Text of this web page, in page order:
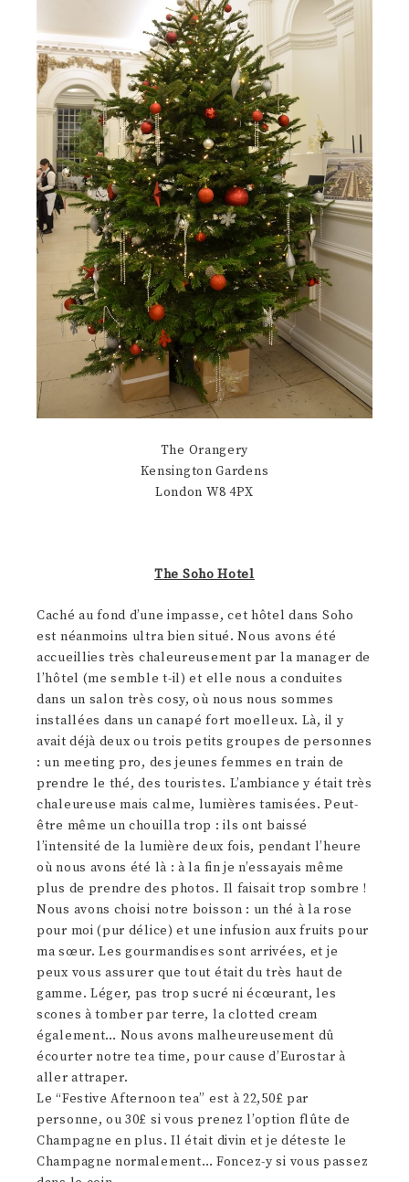
The Orangery
Kensington Gardens
London W8 4PX
The Soho Hotel
Caché au fond d’une impasse, cet hôtel dans Soho
est néanmoins ultra bien situé. Nous avons été
accueillies très chaleureusement par la manager de
l’hôtel (me semble t-il) et elle nous a conduites
dans un salon très cosy, où nous nous sommes
installées dans un canapé fort moelleux. Là, il y
avait déjà deux ou trois petits groupes de personnes
: un meeting pro, des jeunes femmes en train de
prendre le thé, des touristes. L’ambiance y était très
chaleureuse mais calme, lumières tamisées. Peut-
être même un chouilla trop : ils ont baissé
l’intensité de la lumière deux fois, pendant l’heure
où nous avons été là : à la fin je n’essayais même
plus de prendre des photos. Il faisait trop sombre !
Nous avons choisi notre boisson : un thé à la rose
pour moi (pur délice) et une infusion aux fruits pour
ma sœur. Les gourmandises sont arrivées, et je
peux vous assurer que tout était du très haut de
gamme. Léger, pas trop sucré ni écœurant, les
scones à tomber par terre, la clotted cream
également… Nous avons malheureusement dû
écourter notre tea time, pour cause d’Eurostar à
aller attraper.
Le “Festive Afternoon tea” est à 22,50£ par
personne, ou 30£ si vous prenez l’option flûte de
Champagne en plus. Il était divin et je déteste le
Champagne normalement… Foncez-y si vous passez